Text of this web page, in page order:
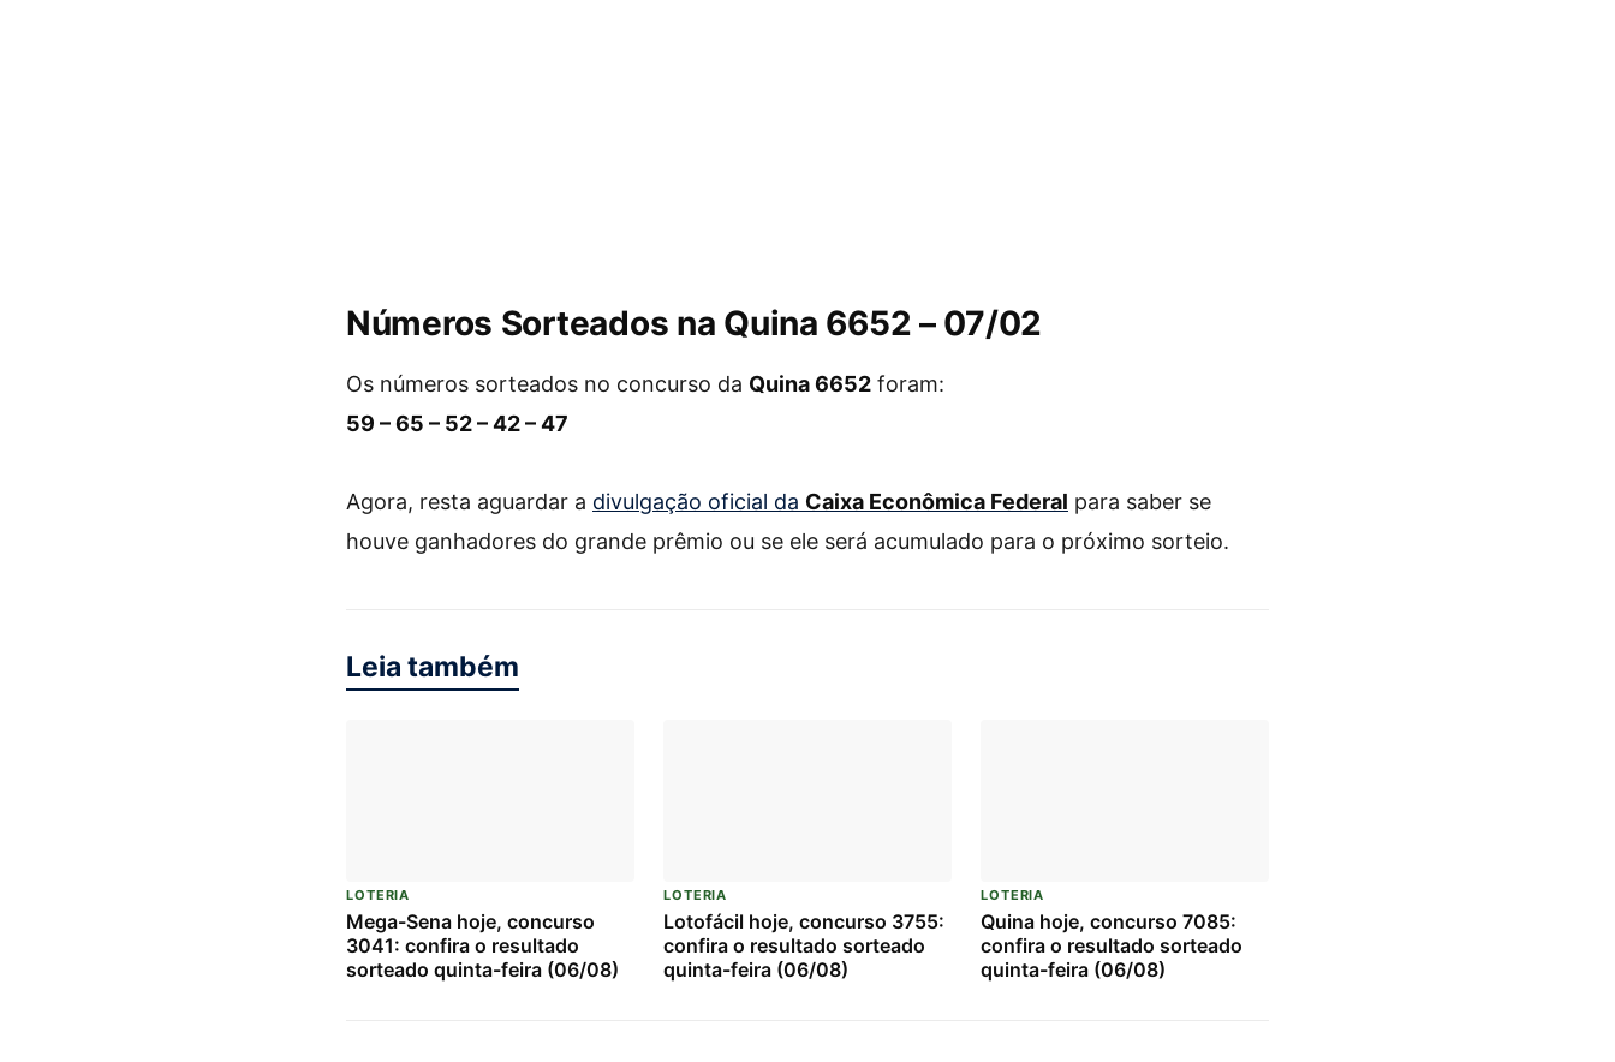
Números Sorteados na Quina 6652 – 07/02
Os números sorteados no concurso da Quina 6652 foram:
59 – 65 – 52 – 42 – 47
Agora, resta aguardar a divulgação oficial da Caixa Econômica Federal para saber se
houve ganhadores do grande prêmio ou se ele será acumulado para o próximo sorteio.
Leia também
LOTERIA
Mega-Sena hoje, concurso
3041: confira o resultado
sorteado quinta-feira (06/08)
LOTERIA
Lotofácil hoje, concurso 3755:
confira o resultado sorteado
quinta-feira (06/08)
LOTERIA
Quina hoje, concurso 7085:
confira o resultado sorteado
quinta-feira (06/08)